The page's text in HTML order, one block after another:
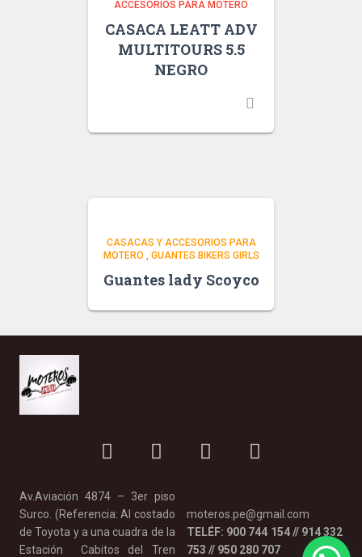
ACCESORIOS PARA MOTERO
CASACA LEATT ADV
MULTITOURS 5.5
NEGRO
CASACAS Y ACCESORIOS PARA
MOTERO, GUANTES BIKERS GIRLS
Guantes lady Scoyco
Av.Aviación 4874 – 3er piso
Surco. (Referencia: Al costado
de Toyota y a una cuadra de la
Estación Cabitos del Tren
moteros.pe@gmail.com
TELÉF: 900 744 154 // 914 332
753 // 950 280 707